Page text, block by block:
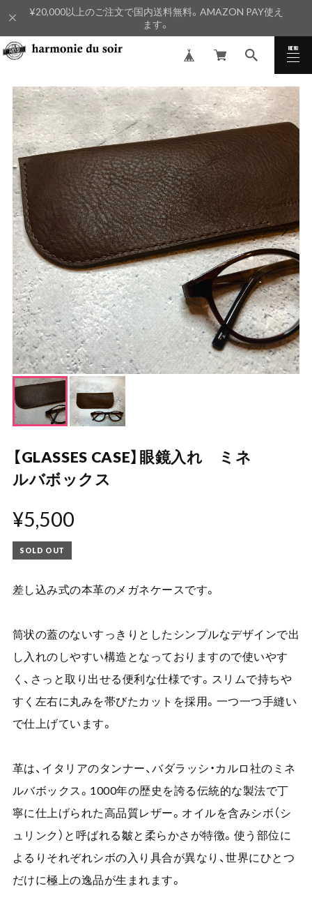
¥20,000以上のご注文で国内送料無料。AMAZON PAY使え
ます。
MENU
CLOSE
【GLASSES CASE】眼鏡入れ ミネ
ルバボックス
¥5,500
SOLD OUT
差し込み式の本革のメガネケースです。
筒状の蓋のないすっきりとしたシンプルなデザインで出
し入れのしやすい構造となっておりますので使いやす
く、さっと取り出せる便利な仕様です。スリムで持ちや
すく左右に丸みを帯びたカットを採用。一つ一つ手縫い
で仕上げています。
革は、イタリアのタンナー、バダラッシ・カルロ社のミネ
ルバボックス。1000年の歴史を誇る伝統的な製法で丁
寧に仕上げられた高品質レザー。オイルを含みシボ（シ
ュリンク）と呼ばれる皺と柔らかさが特徴。使う部位に
よるりそれぞれシボの入り具合が異なり、世界にひとつ
だけに極上の逸品が生まれます。